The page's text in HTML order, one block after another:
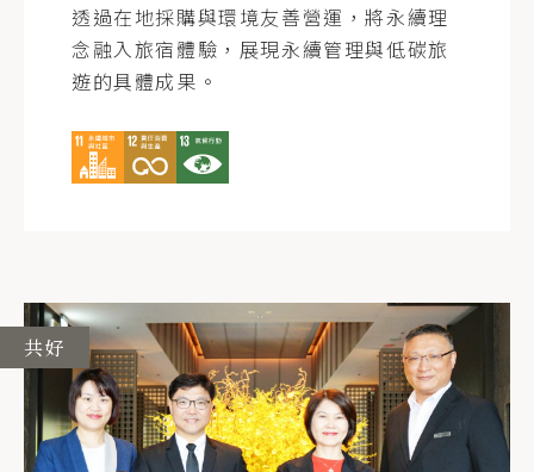
透過在地採購與環境友善營運，將永續理
念融入旅宿體驗，展現永續管理與低碳旅
遊的具體成果。
共好